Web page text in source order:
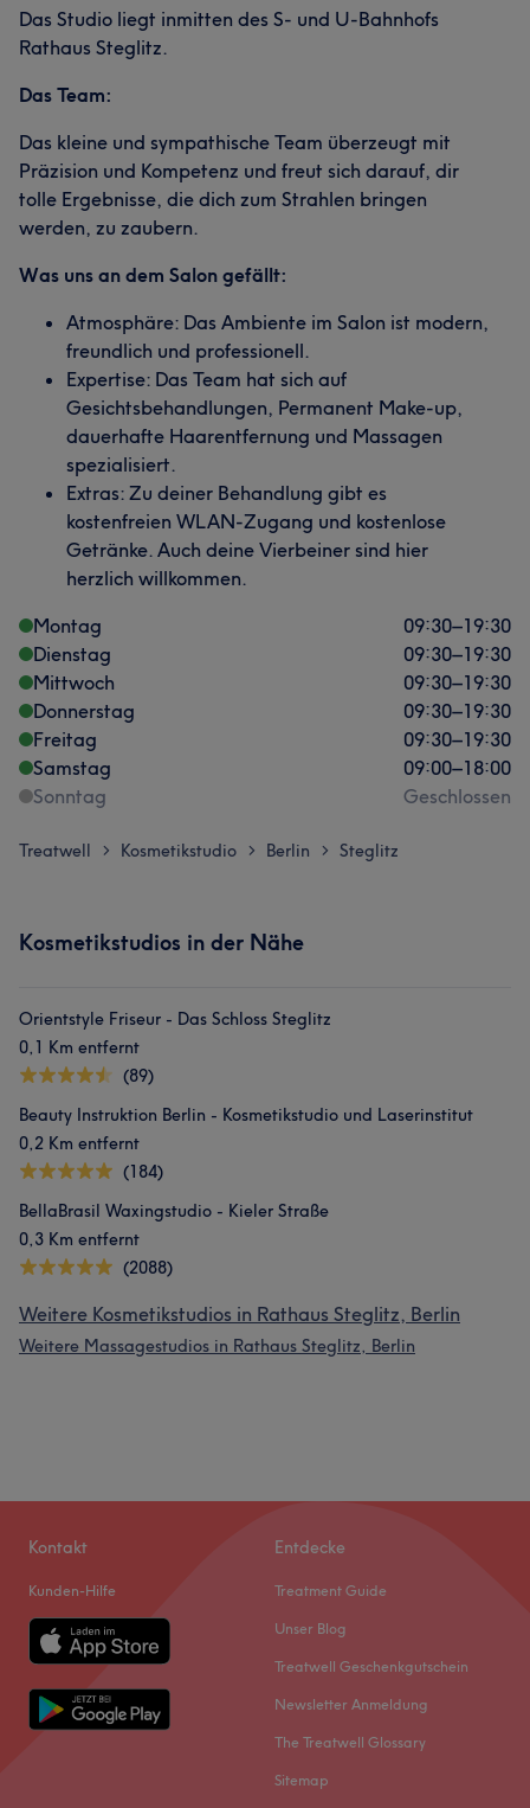
Das Studio liegt inmitten des S- und U-Bahnhofs
Rathaus Steglitz.
Das Team:
Das kleine und sympathische Team überzeugt mit
Präzision und Kompetenz und freut sich darauf, dir
tolle Ergebnisse, die dich zum Strahlen bringen
werden, zu zaubern.
Was uns an dem Salon gefällt:
Atmosphäre: Das Ambiente im Salon ist modern,
freundlich und professionell.
Expertise: Das Team hat sich auf
Gesichtsbehandlungen, Permanent Make-up,
dauerhafte Haarentfernung und Massagen
spezialisiert.
Extras: Zu deiner Behandlung gibt es
kostenfreien WLAN-Zugang und kostenlose
Getränke. Auch deine Vierbeiner sind hier
herzlich willkommen.
Montag
09:30–19:30
Dienstag
09:30–19:30
Mittwoch
09:30–19:30
Donnerstag
09:30–19:30
Freitag
09:30–19:30
Samstag
09:00–18:00
Sonntag
Geschlossen
Treatwell > Kosmetikstudio > Berlin > Steglitz
Kosmetikstudios in der Nähe
Orientstyle Friseur - Das Schloss Steglitz
0,1 Km entfernt
(89)
Beauty Instruktion Berlin - Kosmetikstudio und Laserinstitut
0,2 Km entfernt
(184)
BellaBrasil Waxingstudio - Kieler Straße
0,3 Km entfernt
(2088)
Weitere Kosmetikstudios in Rathaus Steglitz, Berlin
Weitere Massagestudios in Rathaus Steglitz, Berlin
Kontakt
Kunden-Hilfe
Entdecke
Treatment Guide
Unser Blog
Treatwell Geschenkgutschein
Newsletter Anmeldung
The Treatwell Glossary
Sitemap